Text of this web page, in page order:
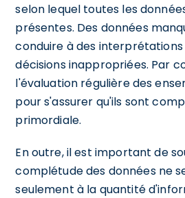
selon lequel toutes les
présentes. Des données
conduire à des
décisions inappropriées. Par
l'évaluation régulière des
pour s'assurer qu'ils sont
primordiale.
En outre, il est important de
complétude des données ne
seulement à la quantité